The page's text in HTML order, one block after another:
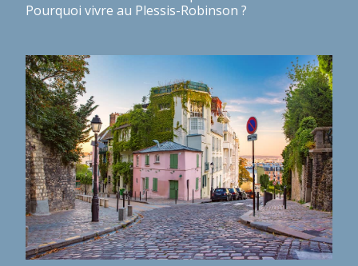
Pourquoi vivre au Plessis-Robinson ?